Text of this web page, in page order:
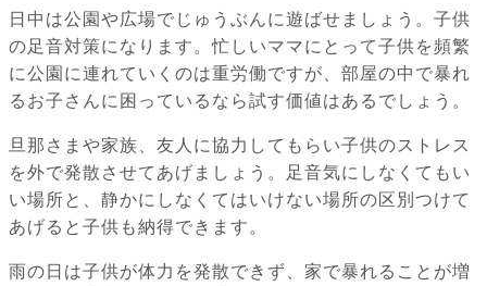
日中は公園や広場でじゅうぶんに遊ばせましょう。子供
の足音対策になります。忙しいママにとって子供を頻繁
に公園に連れていくのは重労働ですが、部屋の中で暴れ
るお子さんに困っているなら試す価値はあるでしょう。
旦那さまや家族、友人に協力してもらい子供のストレス
を外で発散させてあげましょう。足音気にしなくてもい
い場所と、静かにしなくてはいけない場所の区別つけて
あげると子供も納得できます。
雨の日は子供が体力を発散できず、家で暴れることが増